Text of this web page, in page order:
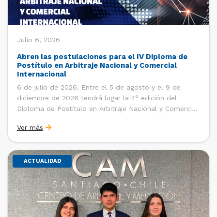
Julio 6, 2026
Abren las postulaciones para el IV Diploma de
Postítulo en Arbitraje Nacional y Comercial
Internacional
6 de julio de 2026. Entre el 5 de agosto y el 9 de
diciembre de 2026 tendrá lugar la 4° edición del
Diploma de Postítulo en Arbitraje Nacional y Comercial
Derecho Internacional de la Facultad de Derecho de la
Universidad de Chile y […]
Ver más
ACTUALIDAD